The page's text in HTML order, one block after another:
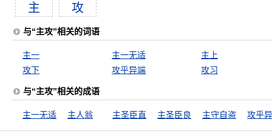
主 攻
与“主攻”相关的词语
主一 主一无适
主上
攻下
攻乎异端 攻习
与“主攻”相关的成语
主一无适 主人翁 主圣臣直 主圣臣良 主守自盗 攻乎